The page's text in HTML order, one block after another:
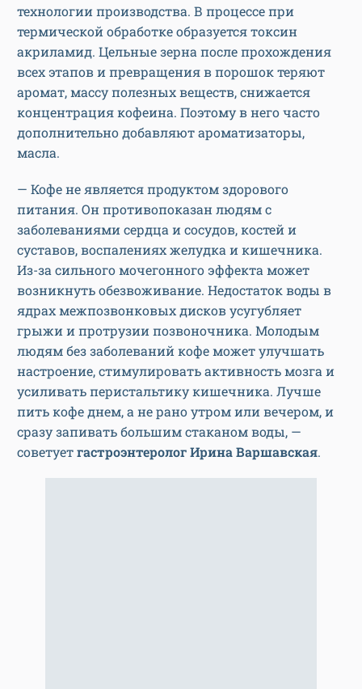
технологии производства. В процессе при
термической обработке образуется токсин
акриламид. Цельные зерна после прохождения
всех этапов и превращения в порошок теряют
аромат, массу полезных веществ, снижается
концентрация кофеина. Поэтому в него часто
дополнительно добавляют ароматизаторы,
масла.
— Кофе не является продуктом здорового
питания. Он противопоказан людям с
заболеваниями сердца и сосудов, костей и
суставов, воспалениях желудка и кишечника.
Из-за сильного мочегонного эффекта может
возникнуть обезвоживание. Недостаток воды в
ядрах межпозвонковых дисков усугубляет
грыжи и протрузии позвоночника. Молодым
людям без заболеваний кофе может улучшать
настроение, стимулировать активность мозга и
усиливать перистальтику кишечника. Лучше
пить кофе днем, а не рано утром или вечером, и
сразу запивать большим стаканом воды, —
советуетгастроэнтеролог Ирина Варшавская.